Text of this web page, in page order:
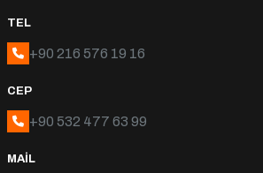
TEL
+90 216 576 19 16
CEP
+90 532 477 63 99
MAIL